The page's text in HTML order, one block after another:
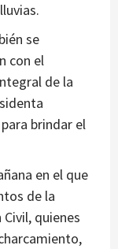
se
con el
de la
brindar el
en el que
de la
quienes